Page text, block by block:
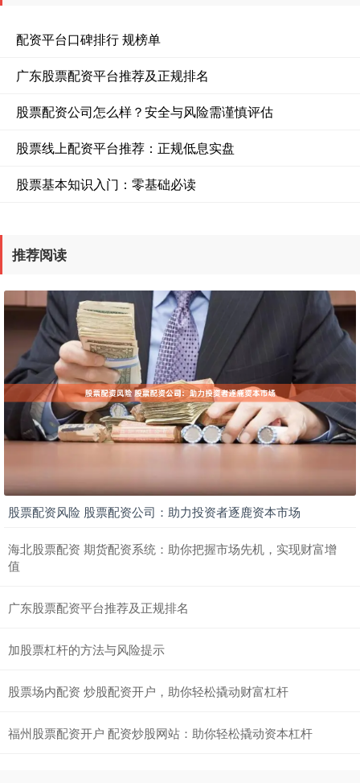
配资平台口碑排行 规榜单
广东股票配资平台推荐及正规排名
股票配资公司怎么样？安全与风险需谨慎评估
股票线上配资平台推荐：正规低息实盘
股票基本知识入门：零基础必读
推荐阅读
股票配资风险 股票配资公司：助力投资者逐鹿资本市场
海北股票配资 期货配资系统：助你把握市场先机，实现财富增
值
广东股票配资平台推荐及正规排名
加股票杠杆的方法与风险提示
股票场内配资 炒股配资开户，助你轻松撬动财富杠杆
福州股票配资开户 配资炒股网站：助你轻松撬动资本杠杆